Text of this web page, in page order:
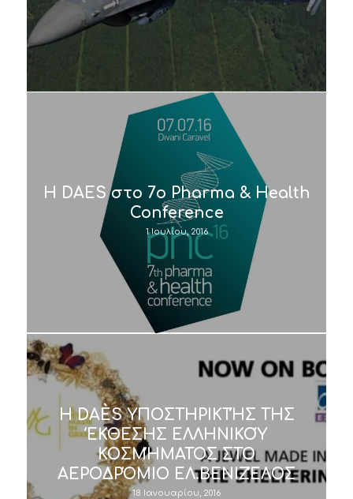
H DAES στο 7ο Pharma & Health
Conference
1 Ιουλίου, 2016
Η DAÈS ΥΠΟΣΤΗΡΙΚΤΉΣ ΤΗΣ
ΈΚΘΕΣΗΣ ΕΛΛΗΝΙΚΟΎ
ΚΟΣΜΉΜΑΤΟΣ ΣΤΟ
ΑΕΡΟΔΡΌΜΙΟ ΕΛ.ΒΕΝΙΖΈΛΟΣ
18 Ιανουαρίου, 2016